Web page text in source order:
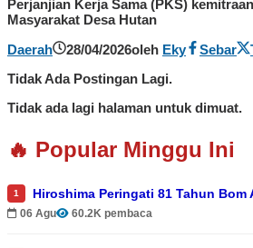
Perjanjian Kerja Sama (PKS)
Masyarakat Desa Hutan
Daerah
28/04/2026oleh Eky Sebar
Tidak Ada Postingan Lagi.
Tidak ada lagi halaman untuk dimuat.
🔥 Popular Minggu Ini
1 Hiroshima Peringati 81 Tahun Bom
06 Agu 60.2K pembaca